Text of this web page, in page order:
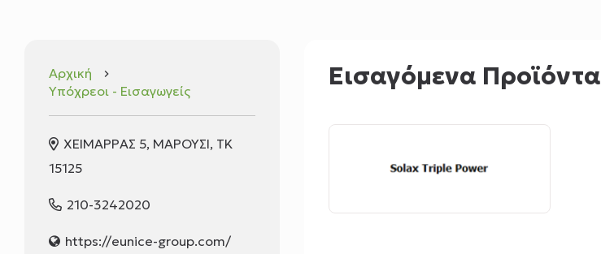
Αρχική keyboard_arrow_right
Υπόχρεοι - Εισαγωγείς
ΧΕΙΜΑΡΡΑΣ 5, ΜΑΡΟΥΣΙ, ΤΚ
15125
210-3242020
https://eunice-group.com/
Εισαγόμενα Προϊόντα